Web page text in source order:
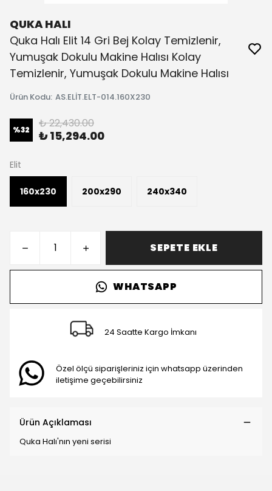
QUKA HALI
Quka Halı Elit 14 Gri Bej Kolay Temizlenir,
Yumuşak Dokulu Makine Halısı Kolay
Temizlenir, Yumuşak Dokulu Makine Halısı
Ürün Kodu: AS.ELİT.ELT-014.160X230
%32 ₺ 22,430.00
₺ 15,294.00
Elit
160x230 200x290 240x340
SEPETE EKLE
WHATSAPP
24 Saatte Kargo İmkanı
Özel ölçü siparişleriniz için whatsapp üzerinden
iletişime geçebilirsiniz
Ürün Açıklaması
Quka Halı'nın yeni serisi